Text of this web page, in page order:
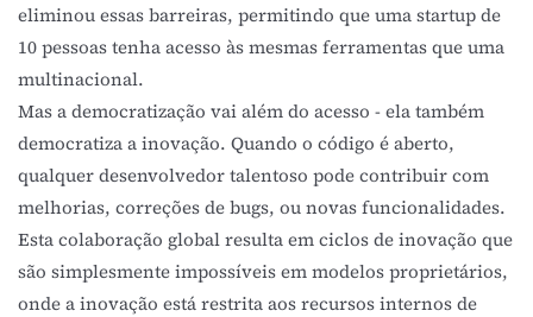
eliminou essas barreiras, permitindo que uma startup de
10 pessoas tenha acesso às mesmas ferramentas que uma
multinacional.
Mas a democratização vai além do acesso - ela também
democratiza a inovação. Quando o código é aberto,
qualquer desenvolvedor talentoso pode contribuir com
melhorias, correções de bugs, ou novas funcionalidades.
Esta colaboração global resulta em ciclos de inovação que
são simplesmente impossíveis em modelos proprietários,
onde a inovação está restrita aos recursos internos de